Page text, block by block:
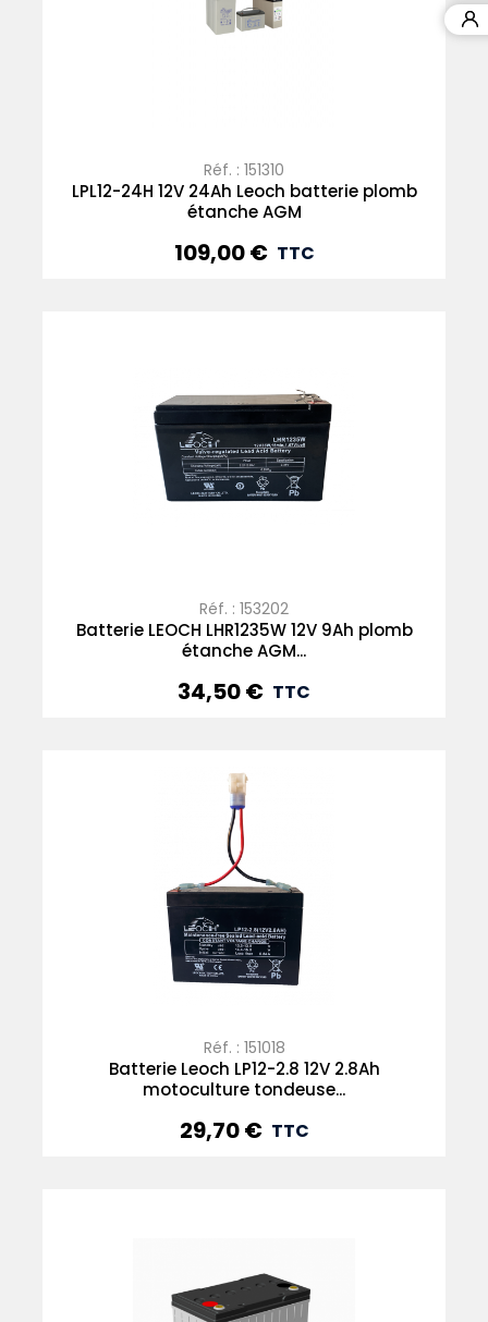
Réf. : 151310
LPL12-24H 12V 24Ah Leoch batterie plomb
étanche AGM
Prix
109,00 € TTC
Réf. : 153202
Batterie LEOCH LHR1235W 12V 9Ah plomb
étanche AGM...
Prix
34,50 € TTC
Réf. : 151018
Batterie Leoch LP12-2.8 12V 2.8Ah
motoculture tondeuse...
Prix
29,70 € TTC